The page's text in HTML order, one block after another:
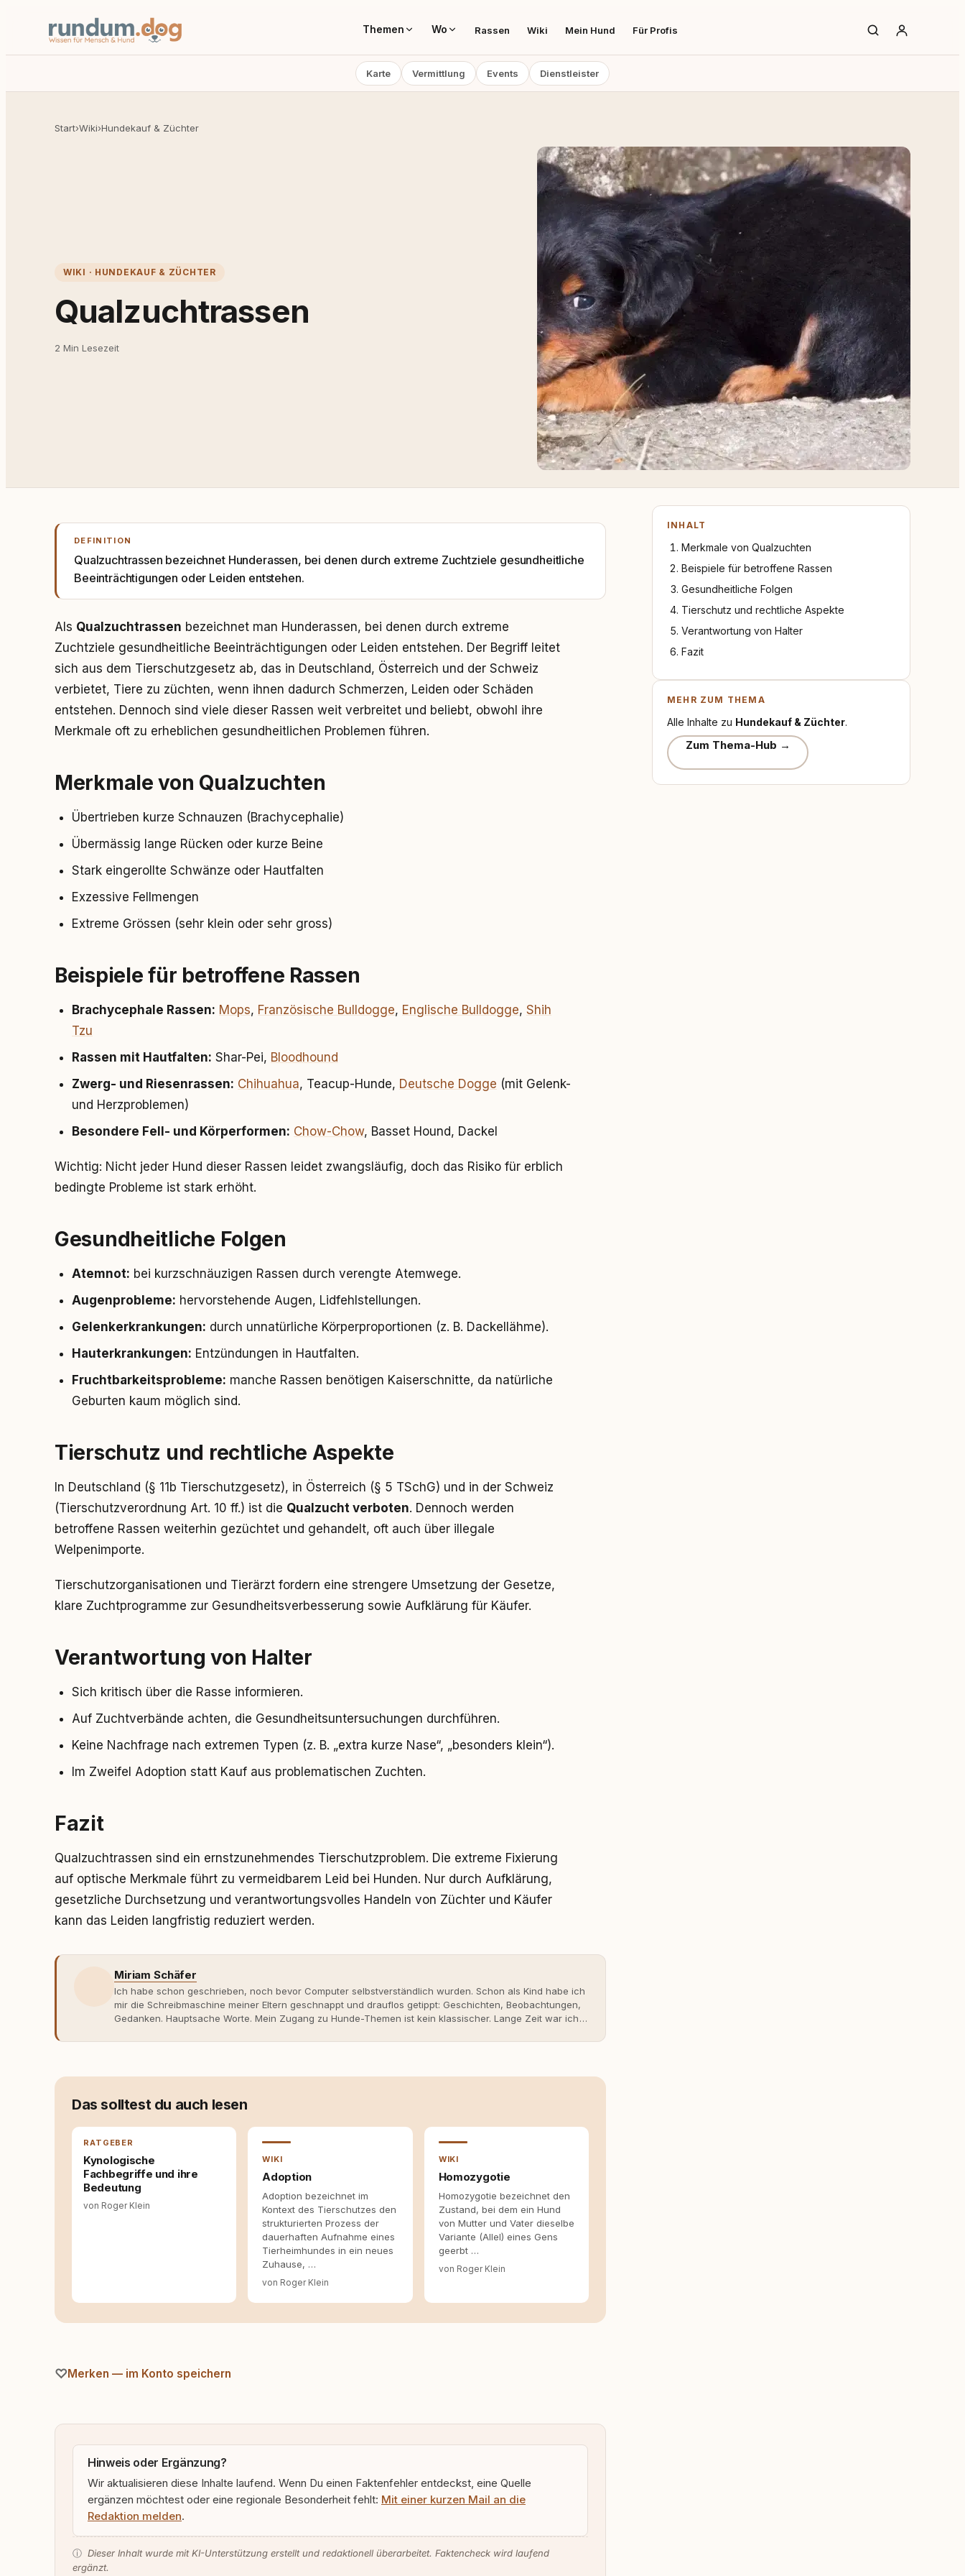
Themen Wo Rassen Wiki Mein Hund Für Profis
Karte Vermittlung Events Dienstleister
Start›Wiki›Hundekauf & Züchter
WIKI · HUNDEKAUF & ZÜCHTER
Qualzuchtrassen
2 Min Lesezeit
DEFINITION
Qualzuchtrassen bezeichnet Hunderassen, bei denen durch extreme Zuchtziele gesundheitliche
Beeinträchtigungen oder Leiden entstehen.
Als Qualzuchtrassen bezeichnet man Hunderassen, bei denen durch extreme
Zuchtziele gesundheitliche Beeinträchtigungen oder Leiden entstehen. Der Begriff leitet
sich aus dem Tierschutzgesetz ab, das in Deutschland, Österreich und der Schweiz
verbietet, Tiere zu züchten, wenn ihnen dadurch Schmerzen, Leiden oder Schäden
entstehen. Dennoch sind viele dieser Rassen weit verbreitet und beliebt, obwohl ihre
Merkmale oft zu erheblichen gesundheitlichen Problemen führen.
Merkmale von Qualzuchten
Übertrieben kurze Schnauzen (Brachycephalie)
Übermässig lange Rücken oder kurze Beine
Stark eingerollte Schwänze oder Hautfalten
Exzessive Fellmengen
Extreme Grössen (sehr klein oder sehr gross)
Beispiele für betroffene Rassen
Brachycephale Rassen: Mops, Französische Bulldogge, Englische Bulldogge, Shih
Tzu
Rassen mit Hautfalten: Shar-Pei, Bloodhound
Zwerg- und Riesenrassen: Chihuahua, Teacup-Hunde, Deutsche Dogge (mit Gelenk-
und Herzproblemen)
Besondere Fell- und Körperformen: Chow-Chow, Basset Hound, Dackel
Wichtig: Nicht jeder Hund dieser Rassen leidet zwangsläufig, doch das Risiko für erblich
bedingte Probleme ist stark erhöht.
Gesundheitliche Folgen
Atemnot: bei kurzschnäuzigen Rassen durch verengte Atemwege.
Augenprobleme: hervorstehende Augen, Lidfehlstellungen.
Gelenkerkrankungen: durch unnatürliche Körperproportionen (z. B. Dackellähme).
Hauterkrankungen: Entzündungen in Hautfalten.
Fruchtbarkeitsprobleme: manche Rassen benötigen Kaiserschnitte, da natürliche
Geburten kaum möglich sind.
Tierschutz und rechtliche Aspekte
In Deutschland (§ 11b Tierschutzgesetz), in Österreich (§ 5 TSchG) und in der Schweiz
(Tierschutzverordnung Art. 10 ff.) ist die Qualzucht verboten. Dennoch werden
betroffene Rassen weiterhin gezüchtet und gehandelt, oft auch über illegale
Welpenimporte.
Tierschutzorganisationen und Tierärzt fordern eine strengere Umsetzung der Gesetze,
klare Zuchtprogramme zur Gesundheitsverbesserung sowie Aufklärung für Käufer.
Verantwortung von Halter
Sich kritisch über die Rasse informieren.
Auf Zuchtverbände achten, die Gesundheitsuntersuchungen durchführen.
Keine Nachfrage nach extremen Typen (z. B. „extra kurze Nase“, „besonders klein“).
Im Zweifel Adoption statt Kauf aus problematischen Zuchten.
Fazit
Qualzuchtrassen sind ein ernstzunehmendes Tierschutzproblem. Die extreme Fixierung
auf optische Merkmale führt zu vermeidbarem Leid bei Hunden. Nur durch Aufklärung,
gesetzliche Durchsetzung und verantwortungsvolles Handeln von Züchter und Käufer
kann das Leiden langfristig reduziert werden.
Miriam Schäfer
Ich habe schon geschrieben, noch bevor Computer selbstverständlich wurden. Schon als Kind habe ich
mir die Schreibmaschine meiner Eltern geschnappt und drauflos getippt: Geschichten, Beobachtungen,
Gedanken. Hauptsache Worte. Mein Zugang zu Hunde-Themen ist kein klassischer. Lange Zeit war ich
dank Roger - erlebt habe, wie verantwortungsvoll und bewusst gute Hundehaltung funktionieren kann.
betreue die Social-Media-Kanäle. Mein Blick richtet sich dabei immer auf das grosse Ganze: Welche
dass sie verständlich, fundiert und für unsere Leser wirklich hilfreich sind? Ich glaube, dass Emotionen
allein nicht ausreichen. Gute Entscheidungen entstehen dort, wo Information, Selbstreflexion und
Bereitschaft zum Hinterfragen zusammenkommen. Mit meinen Texten möchte ich genau dazu beitragen.
Das solltest du auch lesen
RATGEBER
Kynologische
Fachbegriffe und ihre
Bedeutung
von Roger Klein
WIKI
Adoption
Adoption bezeichnet im
Kontext des Tierschutzes den
strukturierten Prozess der
dauerhaften Aufnahme eines
Tierheimhundes in ein neues
Zuhause, …
von Roger Klein
WIKI
Homozygotie
Homozygotie bezeichnet den
Zustand, bei dem ein Hund
von Mutter und Vater dieselbe
Variante (Allel) eines Gens
geerbt …
von Roger Klein
Merken — im Konto speichern
Hinweis oder Ergänzung?
Wir aktualisieren diese Inhalte laufend. Wenn Du einen Faktenfehler entdeckst, eine Quelle
ergänzen möchtest oder eine regionale Besonderheit fehlt: Mit einer kurzen Mail an die
Redaktion melden.
ⓘ Dieser Inhalt wurde mit KI-Unterstützung erstellt und redaktionell überarbeitet. Faktencheck wird laufend
ergänzt.
INHALT
Merkmale von Qualzuchten
Beispiele für betroffene Rassen
Gesundheitliche Folgen
Tierschutz und rechtliche Aspekte
Verantwortung von Halter
Fazit
MEHR ZUM THEMA
Alle Inhalte zu Hundekauf & Züchter.
Zum Thema-Hub →